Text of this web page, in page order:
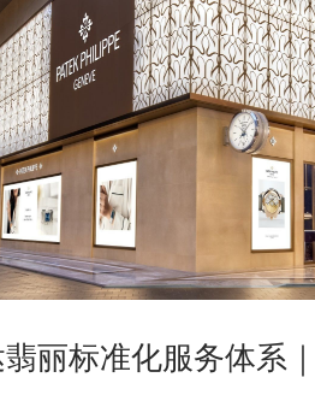
丽标准化服务体系